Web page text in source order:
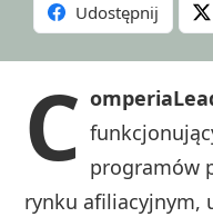
Udostępnij
C programów
rynku afiliacyjnym,